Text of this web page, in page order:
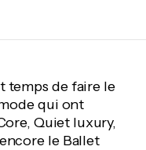
temps de faire le
qui ont
Quiet luxury,
le Ballet